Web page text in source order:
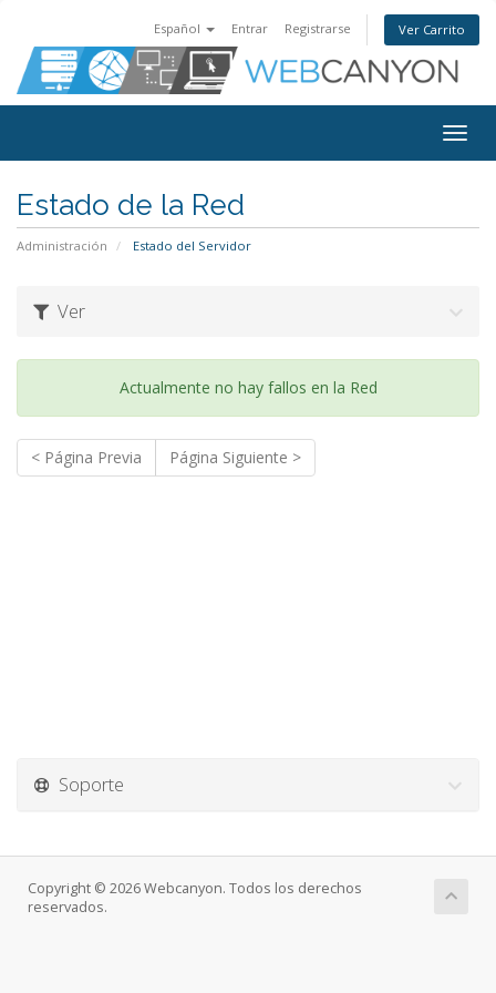
Español Entrar Registrarse Ver Carrito
Estado de la Red
Administración Estado del Servidor
Ver
Actualmente no hay fallos en la Red
< Página Previa Página Siguiente >
Soporte
Copyright © 2026 Webcanyon. Todos los derechos
reservados.